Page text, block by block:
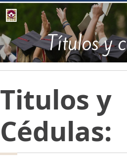
Titulos y
Cédulas: